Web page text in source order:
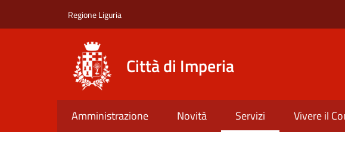
Regione Liguria
Città di Imperia
Amministrazione Novità Servizi Vivere il